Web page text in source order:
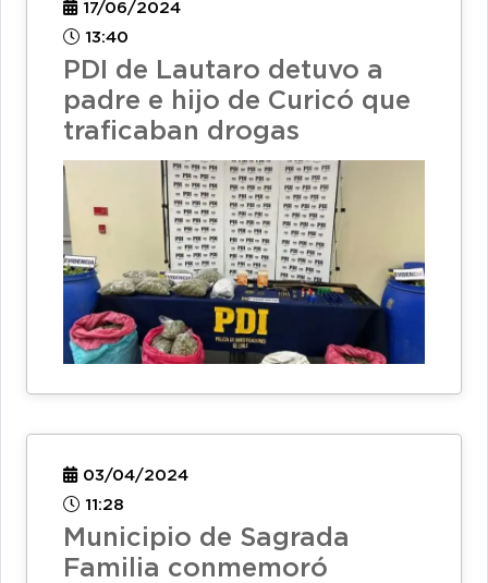
17/06/2024
13:40
PDI de Lautaro detuvo a
padre e hijo de Curicó que
traficaban drogas
03/04/2024
11:28
Municipio de Sagrada
Familia conmemoró